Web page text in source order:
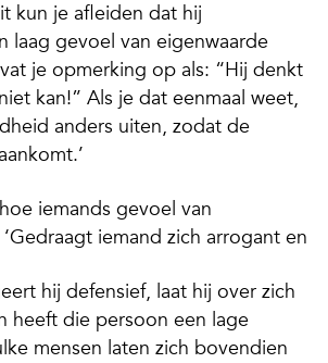
kun je afleiden dat hij
laag gevoel van eigenwaarde
je opmerking op als: “Hij denkt
kan!” Als je dat eenmaal weet,
anders uiten, zodat de
iemands gevoel van
iemand zich arrogant en
hij defensief, laat hij over zich
heeft die persoon een lage
mensen laten zich bovendien